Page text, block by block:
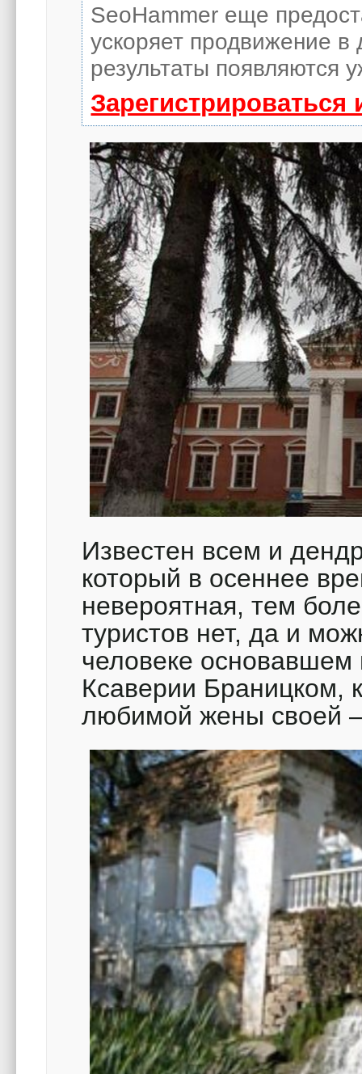
SeoHammer еще
ускоряет продвижение в
результаты появляются
Известен всем и
который в осеннее
невероятная, тем
туристов нет, да и
человеке основавшем
Ксаверии Браницком,
любимой жены своей